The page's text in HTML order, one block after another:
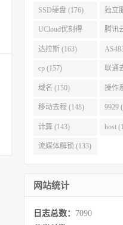
SSD硬盘 (176) 独立
(175)
UCloud优刻得
(168)
腾讯
达拉斯 (163)
cp (157) 联通
域名 (150) 操作
移动去程 (148) 9929
计算 (143) host
流媒体解锁 (133)
网站统计
日志总数： 7090